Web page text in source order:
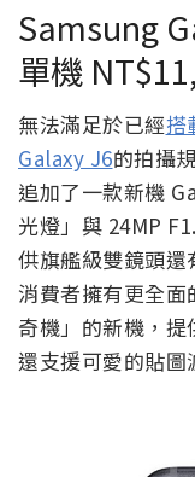
Samsung
單機
無法滿足於已經搭
Galaxy J6的拍攝
追加了一款新機
光燈」與 24MP
供旗艦級雙鏡頭還
消費者擁有更全
奇機」的新機，提
還支援可愛的貼圖